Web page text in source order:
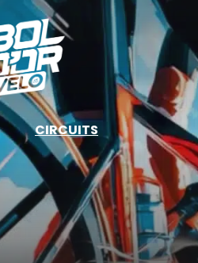
CIRCUITS